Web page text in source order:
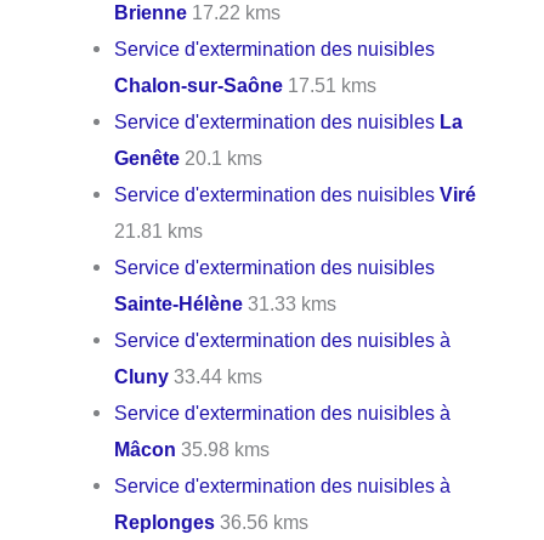
Brienne 17.22 kms
Service d'extermination des nuisibles
Chalon-sur-Saône 17.51 kms
Service d'extermination des nuisibles La
Genête 20.1 kms
Service d'extermination des nuisiblesViré
21.81 kms
Service d'extermination des nuisibles
Sainte-Hélène 31.33 kms
Service d'extermination des nuisibles à
Cluny 33.44 kms
Service d'extermination des nuisibles à
Mâcon 35.98 kms
Service d'extermination des nuisibles à
Replonges 36.56 kms